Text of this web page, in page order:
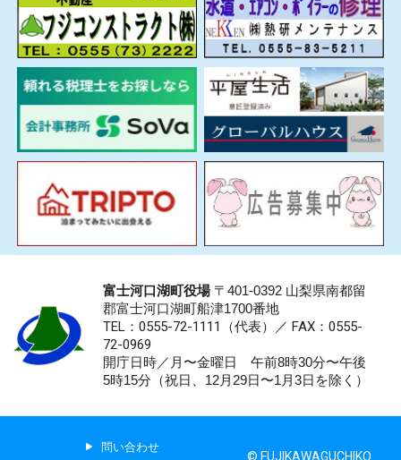
富士河口湖町役場〒401-0392 山梨県南都留
郡富士河口湖町船津1700番地
TEL：0555-72-1111 （代表）／ FAX：0555-
72-0969
開庁日時／月〜金曜日 午前8時30分〜午後
5時15分（祝日、12月29日〜1月3日を除く）
問い合わせ
© FUJIKAWAGUCHIKO